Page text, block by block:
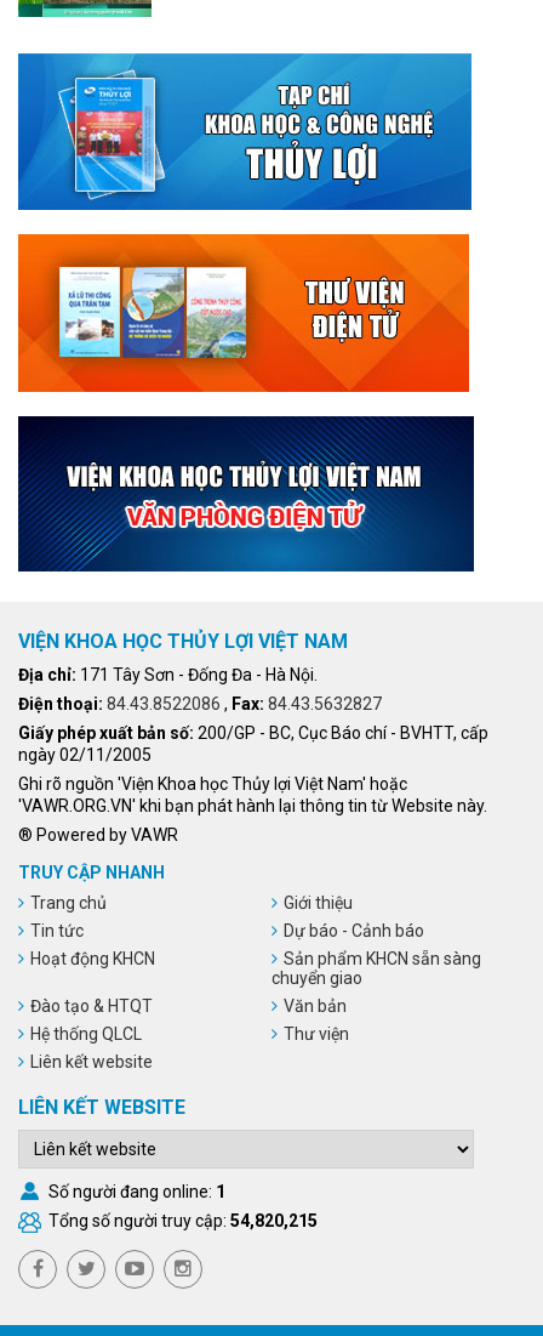
VIỆN KHOA HỌC THỦY LỢI VIỆT NAM
Địa chỉ: 171 Tây Sơn - Đống Đa - Hà Nội.
Điện thoại: 84.43.8522086 , Fax: 84.43.5632827
Giấy phép xuất bản số: 200/GP - BC, Cục Báo chí - BVHTT, cấp
ngày 02/11/2005
Ghi rõ nguồn 'Viện Khoa học Thủy lợi Việt Nam' hoặc
'VAWR.ORG.VN' khi bạn phát hành lại thông tin từ Website này.
® Powered by VAWR
TRUY CẬP NHANH
Trang chủ
Giới thiệu
Tin tức
Dự báo - Cảnh báo
Hoạt động KHCN
Sản phẩm KHCN sẵn sàng
chuyển giao
Đào tạo & HTQT
Văn bản
Hệ thống QLCL
Thư viện
Liên kết website
LIÊN KẾT WEBSITE
Số người đang online: 1
Tổng số người truy cập: 54,820,215